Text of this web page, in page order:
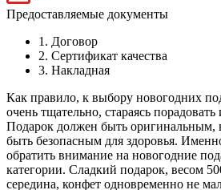
Предоставляемые документы
1. Договор
2. Сертификат качества
3. Накладная
Как правило, к выбору новогодних
очень тщательно, стараясь
Подарок должен быть оригинальным,
быть безопасным для здоровья.
обратить внимание на новогодние
категории. Сладкий подарок, весом
середина, конфет одновременно не